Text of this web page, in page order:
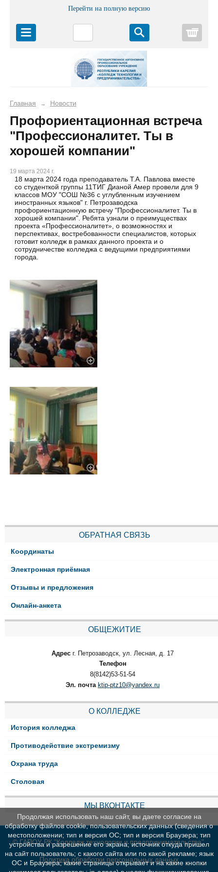
Перейти на полную версию
Главная → Новости
Профориентационная встреча
"Профессионалитет. Ты в
хорошей компании"
19 марта 2024 г.
18 марта 2024 года преподаватель Т.А. Павлова вместе
со студенткой группы 11ТИГ Дианой Амер провели для 9
классов МОУ "СОШ №36 с углубленным изучением
иностранных языков" г. Петрозаводска
профориентационную встречу "Профессионалитет. Ты в
хорошей компании". Ребята узнали о преимуществах
проекта «Профессионалитет», о возможностях и
перспективах, востребованности специалистов, которых
готовит колледж в рамках данного проекта и о
сотрудничестве колледжа с ведущими предприятиями
города.
ОБРАТНАЯ СВЯЗЬ
Координаты
Электронная приёмная
Отзывы и предложения
Онлайн-анкета
ОБЩЕЖИТИЕ
Адрес г. Петрозаводск, ул. Лесная, д. 17
Телефон
8(8142)53-51-54
Эл. почта ktip-ptz10@yandex.ru
О КОЛЛЕДЖЕ
История колледжа
Противодействие экстремизму
Охрана труда
Столовая
МЫ ВКОНТАКТЕ
© ГАПОУ РК "Колледж технологии и предпринимательства"
Политика обработки персональных данных
Продолжая использовать наш сайт, вы даете согласие на
обработку файлов cookie, пользовательских данных (сведения о
местоположении; тип и версия ОС; тип и версия Браузера; тип
устройства и разрешение его экрана; источник откуда пришел
на сайт пользователь; с какого сайта или по какой рекламе; язык
ОС и Браузера; какие страницы открывает и на какие кнопки